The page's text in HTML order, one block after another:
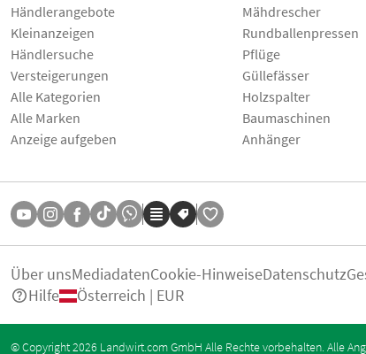
Händlerangebote
Kleinanzeigen
Händlersuche
Versteigerungen
Alle Kategorien
Alle Marken
Anzeige aufgeben
Mähdrescher
Rundballenpressen
Pflüge
Güllefässer
Holzspalter
Baumaschinen
Anhänger
Über unsMediadatenCookie-HinweiseDatenschutz
Hilfe
Österreich | EUR
© Copyright 2026 Landwirt.com GmbH Alle Rechte vorbehalten. Alle